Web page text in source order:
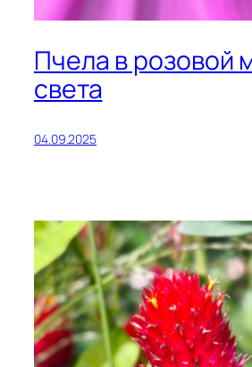
Пчела в розовой
света
04.09.2025